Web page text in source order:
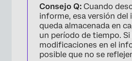
Consejo Q: Cuando
informe, esa versión del
queda almacenada en
un período de tiempo. Si
modificaciones en el
posible que no se